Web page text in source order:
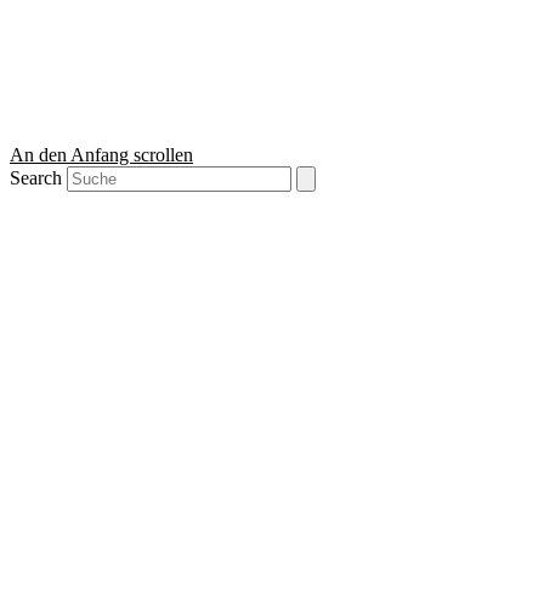
An den Anfang scrollen
Search